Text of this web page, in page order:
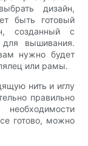
дизайн,
быть готовый
созданный с
вышивания.
нужно будет
или рамы.
нить и иглу
правильно
готово, можно